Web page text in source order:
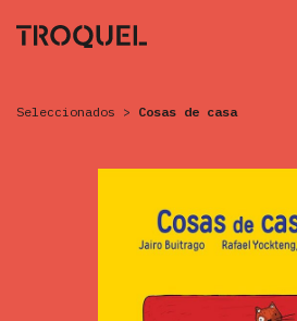
Seleccionados > Cosas de casa